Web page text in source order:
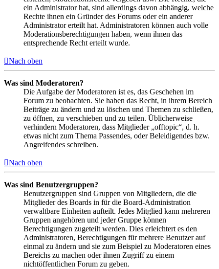
ein Administrator hat, sind allerdings davon abhängig, welche
Rechte ihnen ein Gründer des Forums oder ein anderer
Administrator erteilt hat. Administratoren können auch volle
Moderationsberechtigungen haben, wenn ihnen das
entsprechende Recht erteilt wurde.
Nach oben
Was sind Moderatoren?
Die Aufgabe der Moderatoren ist es, das Geschehen im
Forum zu beobachten. Sie haben das Recht, in ihrem Bereich
Beiträge zu ändern und zu löschen und Themen zu schließen,
zu öffnen, zu verschieben und zu teilen. Üblicherweise
verhindern Moderatoren, dass Mitglieder „offtopic“, d. h.
etwas nicht zum Thema Passendes, oder Beleidigendes bzw.
Angreifendes schreiben.
Nach oben
Was sind Benutzergruppen?
Benutzergruppen sind Gruppen von Mitgliedern, die die
Mitglieder des Boards in für die Board-Administration
verwaltbare Einheiten aufteilt. Jedes Mitglied kann mehreren
Gruppen angehören und jeder Gruppe können
Berechtigungen zugeteilt werden. Dies erleichtert es den
Administratoren, Berechtigungen für mehrere Benutzer auf
einmal zu ändern und sie zum Beispiel zu Moderatoren eines
Bereichs zu machen oder ihnen Zugriff zu einem
nichtöffentlichen Forum zu geben.